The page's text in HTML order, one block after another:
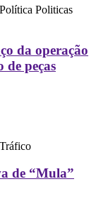
Política Politicas
da operação
de peças
Tráfico
de “Mula”